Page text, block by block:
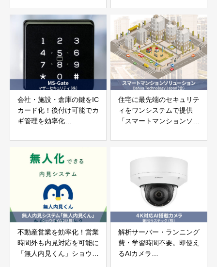
セプション)」
富士ソフト株式会社
社
会社・施設・倉庫の鍵をIC
カード化！後付け可能でカ
ギ管理を効率化
ュリティ株式会社
住宅に最先端のセキュリテ
ィをワンシステムで提供
「スマートマンションソリ
Dahua Technology Japan
不動産営業を効率化！営業
時間外も内見対応を可能に
「無人内見くん」ショウタ
解析サーバー・ランニング
費・学習時間不要。即使え
るAIカメラ